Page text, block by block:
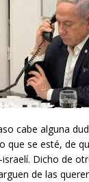
cabe alguna
que se esté, de
Dicho de
de las